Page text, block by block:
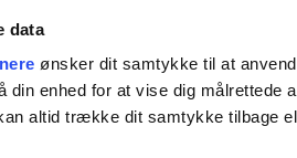
data
ønsker dit samtykke til at
din enhed for at vise dig
altid trække dit samtykke tilbage